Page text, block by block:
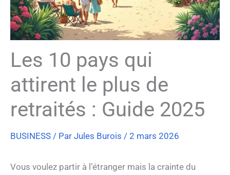
Les 10 pays qui
attirent le plus de
retraités : Guide 2025
BUSINESS / Par Jules Burois / 2 mars 2026
Vous voulez partir à l’étranger mais la crainte du